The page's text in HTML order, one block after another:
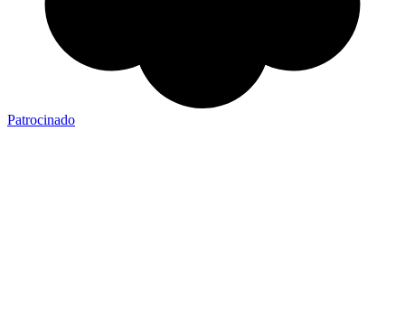
Patrocinado